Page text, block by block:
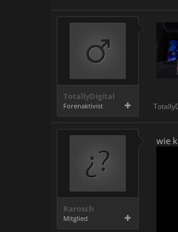
TotallyDigital
Forenaktivist
Rarosch
Mitglied
wie